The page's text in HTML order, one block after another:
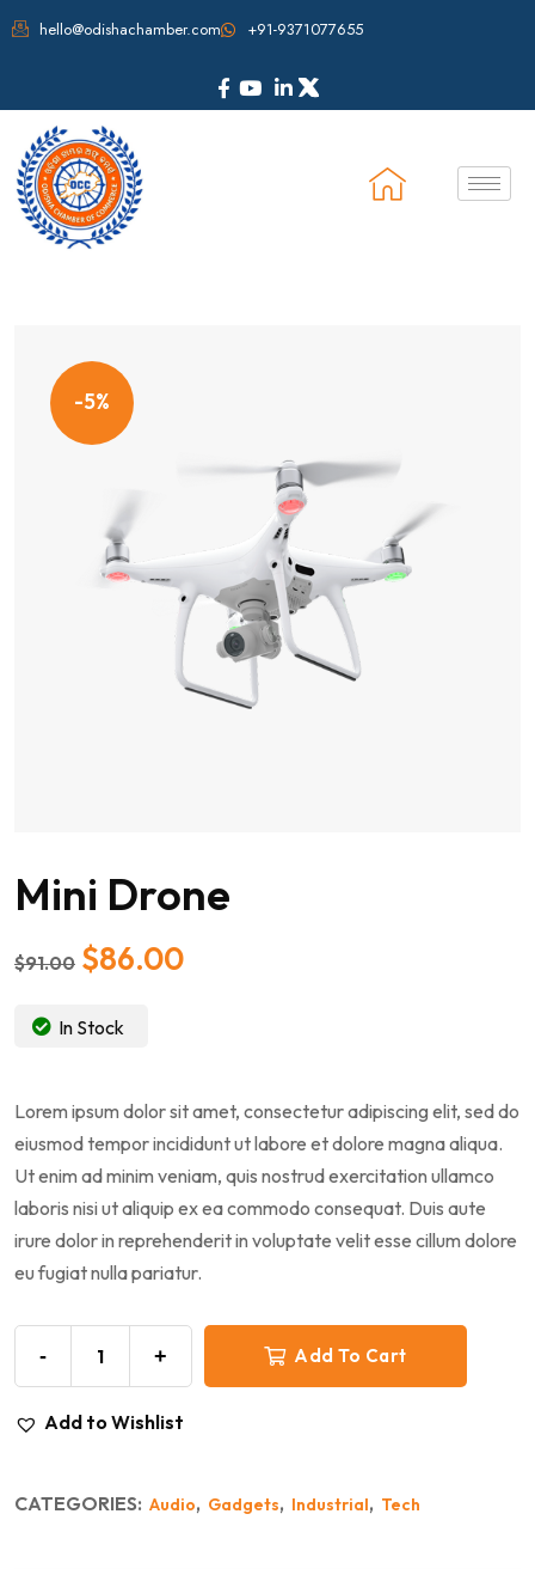
hello@odishachamber.com +91-9371077655
-5%
Mini Drone
$91.00 $86.00
In Stock
Lorem ipsum dolor sit amet, consectetur adipiscing elit, sed do
eiusmod tempor incididunt ut labore et dolore magna aliqua.
Ut enim ad minim veniam, quis nostrud exercitation ullamco
laboris nisi ut aliquip ex ea commodo consequat. Duis aute
irure dolor in reprehenderit in voluptate velit esse cillum dolore
eu fugiat nulla pariatur.
- + Add To Cart
Add to Wishlist
CATEGORIES: Audio, Gadgets, Industrial, Tech